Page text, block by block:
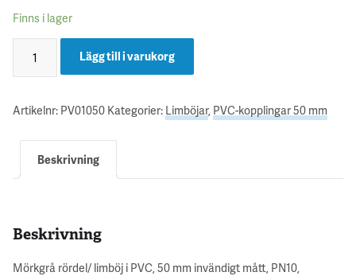
Finns i lager
Lägg till i varukorg
Artikelnr: PV01050 Kategorier: Limböjar, PVC-kopplingar 50 mm
Beskrivning
Beskrivning
Mörkgrå rördel/ limböj i PVC, 50 mm invändigt mått, PN10,